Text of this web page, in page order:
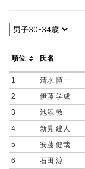
順位 氏名
1 清水 慎一
2
伊藤 学成
3
池添 敦
4
新見 建人
5
安藤 健哉
6
石田 涼